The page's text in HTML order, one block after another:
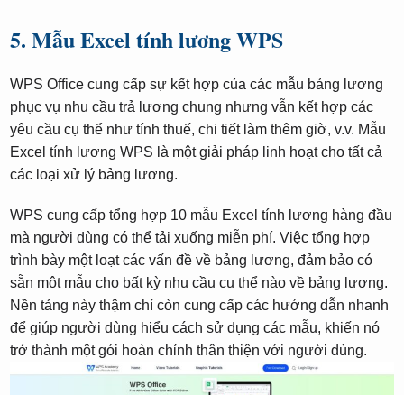
5. Mẫu Excel tính lương WPS
WPS Office cung cấp sự kết hợp của các mẫu bảng lương
phục vụ nhu cầu trả lương chung nhưng vẫn kết hợp các
yêu cầu cụ thể như tính thuế, chi tiết làm thêm giờ, v.v. Mẫu
Excel tính lương WPS là một giải pháp linh hoạt cho tất cả
các loại xử lý bảng lương.
WPS cung cấp tổng hợp 10 mẫu Excel tính lương hàng đầu
mà người dùng có thể tải xuống miễn phí. Việc tổng hợp
trình bày một loạt các vấn đề về bảng lương, đảm bảo có
sẵn một mẫu cho bất kỳ nhu cầu cụ thể nào về bảng lương.
Nền tảng này thậm chí còn cung cấp các hướng dẫn nhanh
để giúp người dùng hiểu cách sử dụng các mẫu, khiến nó
trở thành một gói hoàn chỉnh thân thiện với người dùng.